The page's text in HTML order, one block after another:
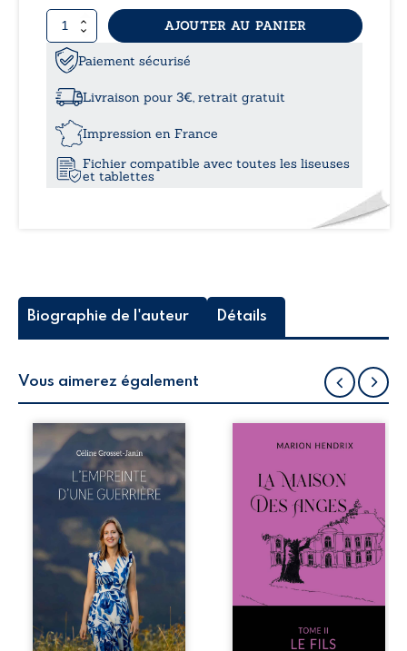
quantité
de
Un
souffle
AJOUTER AU PANIER
Paiement sécurisé
Livraison pour 3€, retrait gratuit
Impression en France
Fichier compatible avec toutes les liseuses
et tablettes
Biographie de l'auteur Détails
Vous aimerez également
Que reste-t-il de
l’enfance lorsque
la maladie impose
ses propres règles
? L’empreinte
d’une guerrière
livre, sans détour,
le récit d’un
quotidien
bouleversé par la
maladie
chronique,
l’errance médicale
et de longues
Nous sommes en
après le décès du
patriarche
Anatole-Eustache.
La famille devra
affronter non
seulement un
inconnu qui rôde
autour du
domaine et dont
Firmin, le fidèle
majordome,
redoute les visites,